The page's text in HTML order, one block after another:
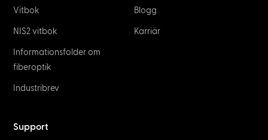
Vitbok
NIS2 vitbok
Informationsfolder om
fiberoptik
Industribrev
Blogg
Karriär
Support